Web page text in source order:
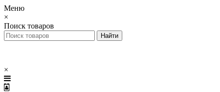
Меню
×
Поиск товаров
×